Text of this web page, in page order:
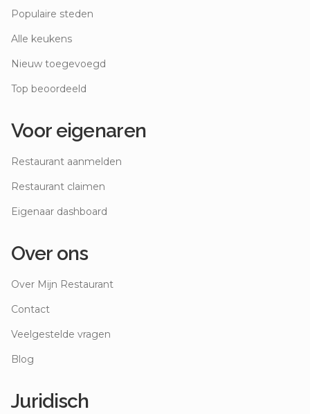
Populaire steden
Alle keukens
Nieuw toegevoegd
Top beoordeeld
Voor eigenaren
Restaurant aanmelden
Restaurant claimen
Eigenaar dashboard
Over ons
Over Mijn Restaurant
Contact
Veelgestelde vragen
Blog
Juridisch